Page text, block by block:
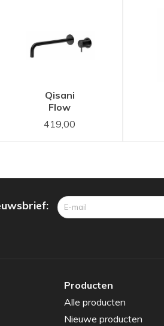
Qisani
Flow
Zwart
Gecoat
419,00
Producten
Alle producten
Nieuwe producten